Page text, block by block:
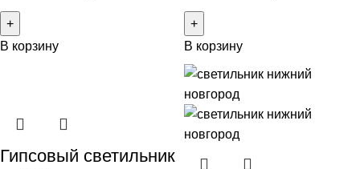
В корзину В корзину
Гипсовый светильник